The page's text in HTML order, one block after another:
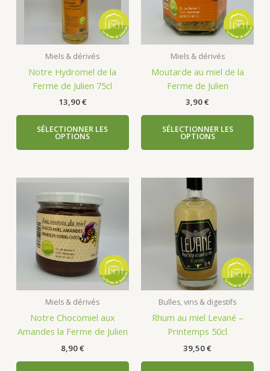
Miels & dérivés
Notre Hydromel de la
Ferme de Julien 75cl
13,90€
SÉLECTIONNER LES
OPTIONS
Miels & dérivés
Moutarde au miel de la
Ferme de Julien
3,90€
SÉLECTIONNER LES
OPTIONS
Miels & dérivés
Notre Chocomiel aux
Amandes la Ferme de Julien
8,90€
Bulles, vins & digestifs
Rhum au miel Levané –
Printemps 50cl
39,50€